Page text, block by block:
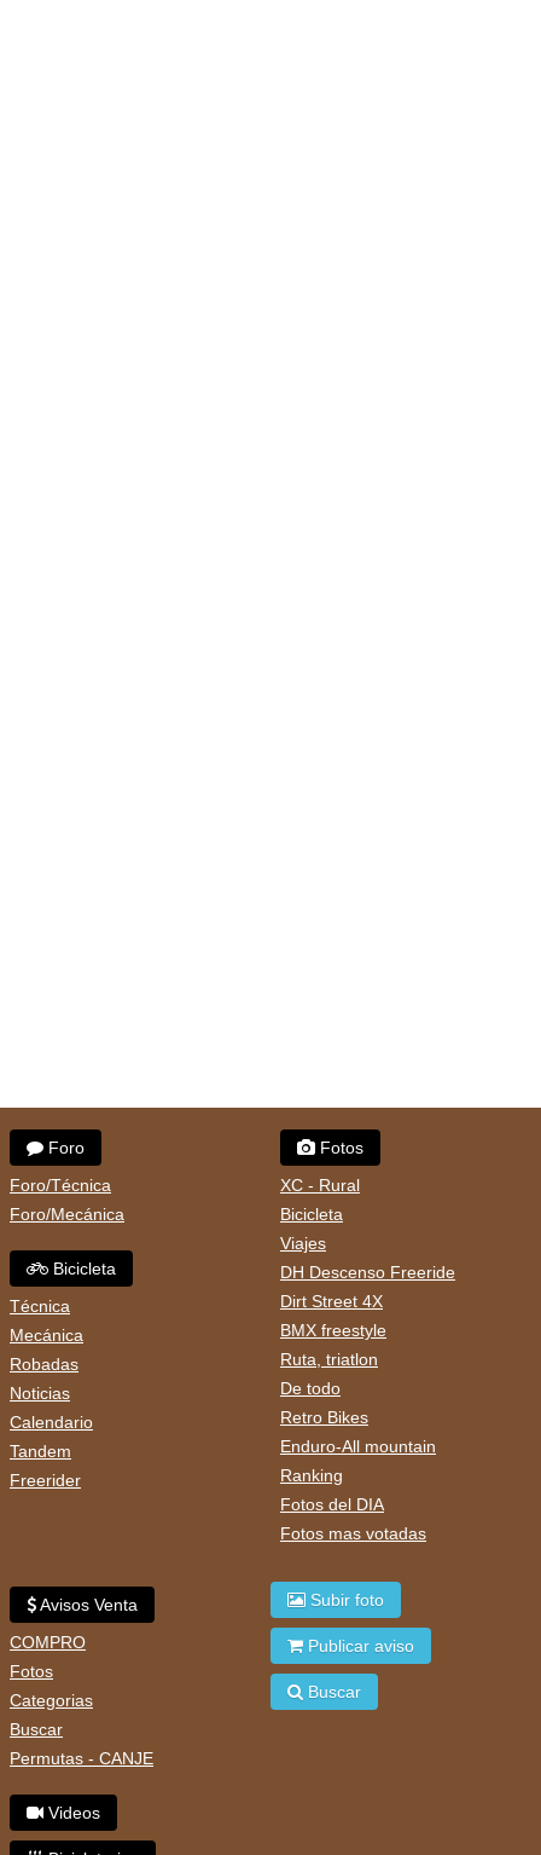
Foro
Foro/Técnica
Foro/Mecánica
Bicicleta
Técnica
Mecánica
Robadas
Noticias
Calendario
Tandem
Freerider
Fotos
XC - Rural
Bicicleta
Viajes
DH Descenso Freeride
Dirt Street 4X
BMX freestyle
Ruta, triatlon
De todo
Retro Bikes
Enduro-All mountain
Ranking
Fotos del DIA
Fotos mas votadas
Avisos Venta
COMPRO
Fotos
Categorias
Buscar
Permutas - CANJE
Videos
Subir foto
Publicar aviso
Buscar